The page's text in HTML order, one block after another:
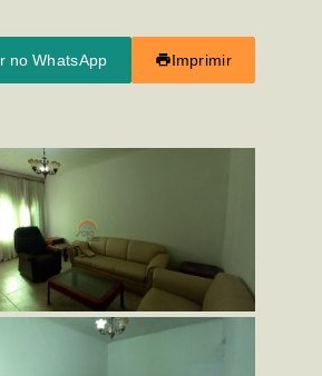
no WhatsApp Imprimir